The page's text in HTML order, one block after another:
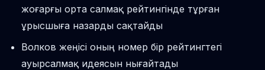
жоғарғы орта салмақ рейтингінде тұрған
ұрысшыға назарды сақтайды
Волков жеңісі оның номер бір рейтингтегі
ауырсалмақ идеясын нығайтады